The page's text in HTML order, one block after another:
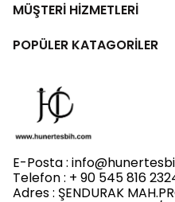
MÜŞTERİ HİZMETLERİ
POPÜLER KATAGORİLER
E-Posta :
Telefon : + 90 545 816
Adres : ŞENDURAK